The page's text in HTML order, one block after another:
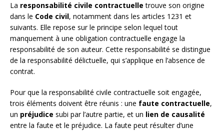
La responsabilité civile contractuelle trouve son origine
dans le Code civil, notamment dans les articles 1231 et
suivants. Elle repose sur le principe selon lequel tout
manquement à une obligation contractuelle engage la
responsabilité de son auteur. Cette responsabilité se distingue
de la responsabilité délictuelle, qui s’applique en l’absence de
contrat.
Pour que la responsabilité civile contractuelle soit engagée,
trois éléments doivent être réunis : une faute contractuelle,
un préjudice subi par l’autre partie, et un lien de causalité
entre la faute et le préjudice. La faute peut résulter d’une